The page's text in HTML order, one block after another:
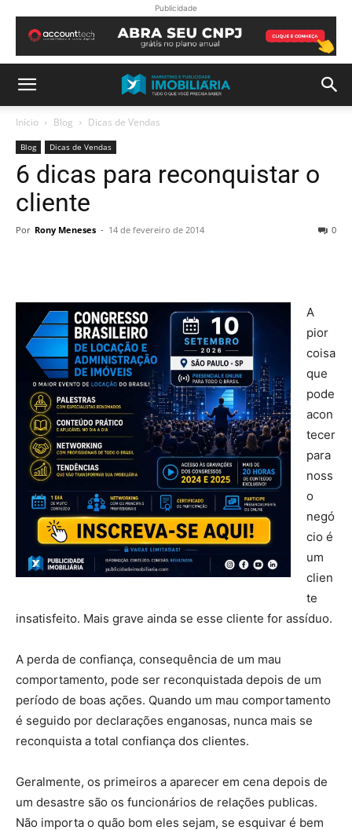
Publicidade
Início Blog Dicas de Vendas
Blog Dicas de Vendas
6 dicas para reconquistar o
cliente
Por Rony Meneses - 14 de fevereiro de 2014 0
A
pior
coisa
que
pode
acon
tecer
para
noss
o
negó
cio é
um
clien
te
insatisfeito. Mais grave ainda se esse cliente for assíduo.
A perda de confiança, consequência de um mau
comportamento, pode ser reconquistada depois de um
período de boas ações. Quando um mau comportamento
é seguido por declarações enganosas, nunca mais se
reconquista a total confiança dos clientes.
Geralmente, os primeiros a aparecer em cena depois de
um desastre são os funcionários de relações publicas.
Não importa o quão bom eles sejam, se esquivar é bem